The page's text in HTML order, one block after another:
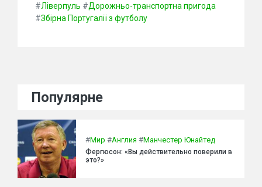
#Ліверпуль #Дорожньо-транспортна пригода
#Збірна Португалії з футболу
Популярне
#Мир #Англия #Манчестер Юнайтед
Фергюсон: «Вы действительно поверили в
это?»